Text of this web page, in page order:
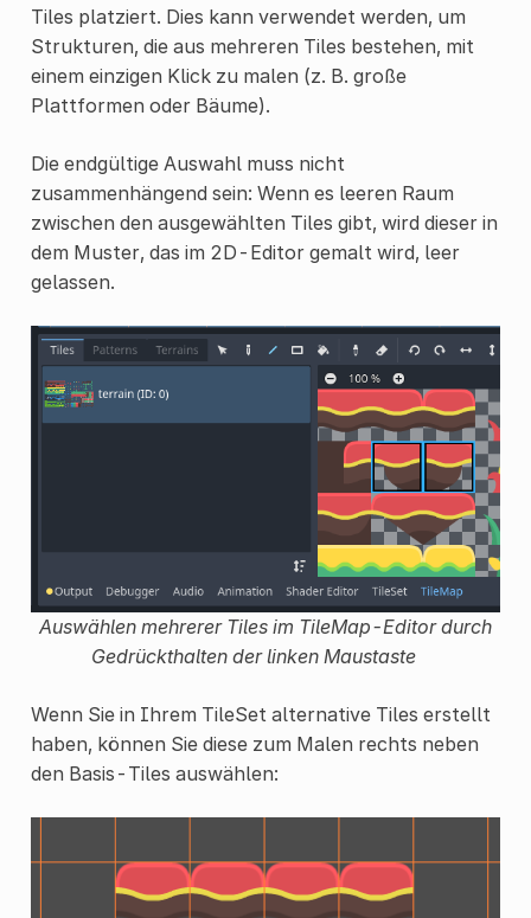
Tiles platziert. Dies kann verwendet werden, um
Strukturen, die aus mehreren Tiles bestehen, mit
einem einzigen Klick zu malen (z. B. große
Plattformen oder Bäume).
Die endgültige Auswahl muss nicht
zusammenhängend sein: Wenn es leeren Raum
zwischen den ausgewählten Tiles gibt, wird dieser in
dem Muster, das im 2D-Editor gemalt wird, leer
gelassen.
Auswählen mehrerer Tiles im TileMap-Editor durch
Gedrückthalten der linken Maustaste
Wenn Sie in Ihrem TileSet alternative Tiles erstellt
haben, können Sie diese zum Malen rechts neben
den Basis-Tiles auswählen: